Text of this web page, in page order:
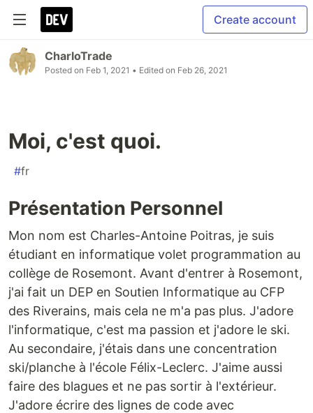
Create account
CharloTrade
Posted on Feb 1, 2021 • Edited on Feb 26, 2021
Moi, c'est quoi.
#fr
Présentation Personnel
Mon nom est Charles-Antoine Poitras, je suis
étudiant en informatique volet programmation au
collège de Rosemont. Avant d'entrer à Rosemont,
j'ai fait un DEP en Soutien Informatique au CFP
des Riverains, mais cela ne m'a pas plus. J'adore
l'informatique, c'est ma passion et j'adore le ski.
Au secondaire, j'étais dans une concentration
ski/planche à l'école Félix-Leclerc. J'aime aussi
faire des blagues et ne pas sortir à l'extérieur.
J'adore écrire des lignes de code avec